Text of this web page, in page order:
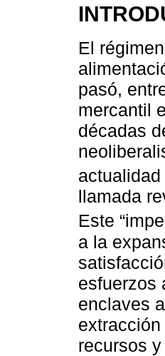
El
pasó,
mercantil
décadas
actualidad
llamada
Este
a la
esfuerzos
enclaves
recursos